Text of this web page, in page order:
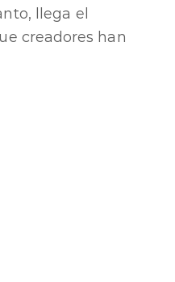
llega el
creadores han